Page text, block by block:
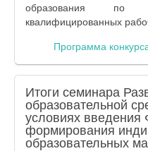
образования по
квалифицированных
Программа
Итоги семинара
образовательной
условиях
формирования
образовательных